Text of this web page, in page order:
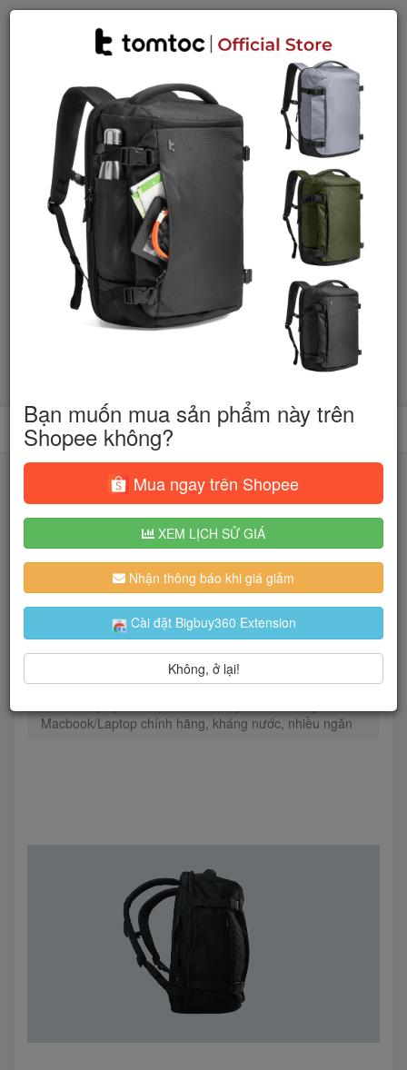
Tìm kiếm
Người dùng đang quan tâm đến 🔥...
Trang chủ Túi Ví Nam
Ba Lô Laptop Nam
Macbook/Laptop chính hãng, kháng nước, nhiều ngăn
Bạn muốn mua sản phẩm này trên
Shopee không?
Mua ngay trên Shopee
XEM LỊCH SỬ GIÁ
Nhận thông báo khi giá giảm
Cài đặt Bigbuy360 Extension
Không, ở lại!